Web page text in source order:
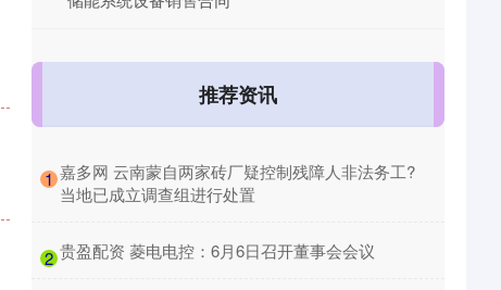
推荐资讯
1 ​嘉多网 云南蒙自两家砖厂疑控制残障人非法务工?
当地已成立调查组进行处置
2 ​贵盈配资 菱电电控：6月6日召开董事会会议